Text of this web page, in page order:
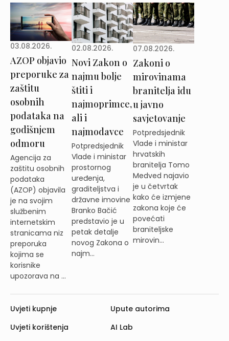
03.08.2026.
AZOP objavio
preporuke za
zaštitu
osobnih
podataka na
godišnjem
odmoru
Agencija za
zaštitu osobnih
podataka
(AZOP) objavila
je na svojim
službenim
internetskim
stranicama niz
preporuka
kojima se
korisnike
upozorava na ...
02.08.2026.
Novi Zakon o
najmu bolje
štiti i
najmoprimce,
ali i
najmodavce
Potpredsjednik
Vlade i ministar
prostornog
uređenja,
graditeljstva i
državne imovine
Branko Bačić
predstavio je u
petak detalje
novog Zakona o
najm...
07.08.2026.
Zakoni o
mirovinama
branitelja idu
u javno
savjetovanje
Potpredsjednik
Vlade i ministar
hrvatskih
branitelja Tomo
Medved najavio
je u četvrtak
kako će izmjene
zakona koje će
povećati
braniteljske
mirovin...
Uvjeti kupnje
Uvjeti korištenja
Upute autorima
AI Lab